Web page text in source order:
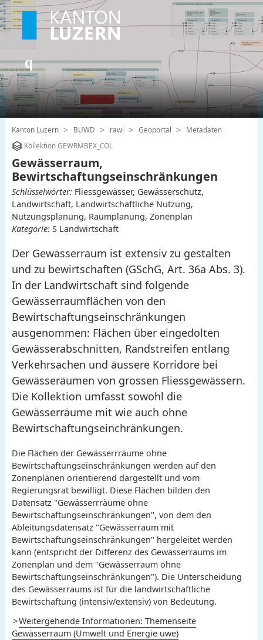
Kanton Luzern BUWD rawi Geoportal
Metadaten
Kollektion GEWRMBEX_COL
Gewässerraum,
Bewirtschaftungseinschränkungen
Schlüsselwörter:Fliessgewässer, Gewässerschutz,
Landwirtschaft, Landwirtschaftliche Nutzung,
Nutzungsplanung, Raumplanung, Zonenplan
Kategorie:S Landwirtschaft
Der Gewässerraum ist extensiv zu gestalten
und zu bewirtschaften (GSchG, Art. 36a Abs. 3).
In der Landwirtschaft sind folgende
Gewässerraumflächen von den
Bewirtschaftungseinschränkungen
ausgenommen: Flächen über eingedolten
Gewässerabschnitten, Randstreifen entlang
Verkehrsachen und äussere Korridore bei
Gewässeräumen von grossen Fliessgewässern.
Die Kollektion umfasst sowohl die
Gewässerräume mit wie auch ohne
Bewirtschaftungseinchränkungen.
Die Flächen der Gewässerrräume ohne
Bewirtschaftungseinschränkungen werden auf den
Zonenplänen orientierend dargestellt und vom
Regierungsrat bewilligt. Diese Flächen bilden den
Datensatz "Gewässerrräume ohne
Bewirtschaftungseinschränkungen", von dem den
Ableitungsdatensatz "Gewässerraum mit
Bewirtschaftungseinschränkungen" hergeleitet werden
kann (entspricht der Differenz des Gewässerraums im
Zonenplan und dem "Gewässerraum ohne
Bewirtschaftungseinschränkungen"). Die Unterscheidung
des Gewässerraums ist für die landwirtschaftliche
Bewirtschaftung (intensiv/extensiv) von Bedeutung.
Weitergehende Informationen: Themenseite
Gewässerraum (Umwelt und Energie uwe)